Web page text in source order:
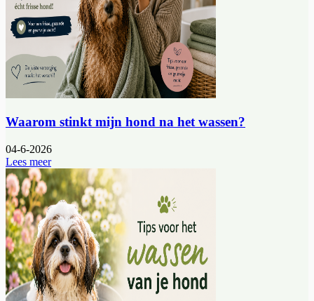
Waarom stinkt mijn hond na het wassen?
04-6-2026
Lees meer